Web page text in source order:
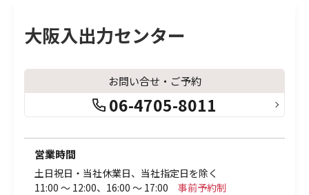
大阪入出力センター
お問い合せ・ご予約
06-4705-8011
営業時間
土日祝日・当社休業日、当社指定日を除く
11:00 ～ 12:00、16:00 ～ 17:00
事前予約制